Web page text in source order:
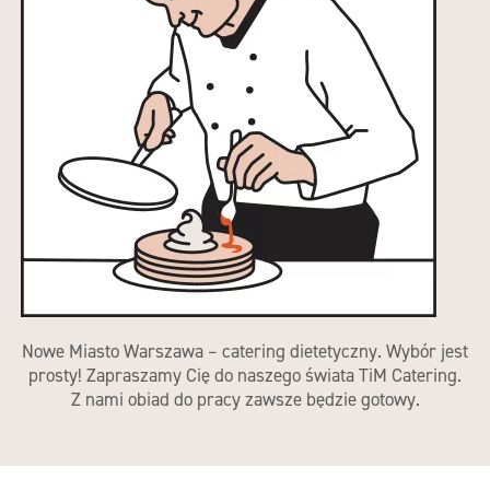
Nowe Miasto Warszawa – catering dietetyczny. Wybór jest
prosty! Zapraszamy Cię do naszego świata TiM Catering.
Z nami obiad do pracy zawsze będzie gotowy.